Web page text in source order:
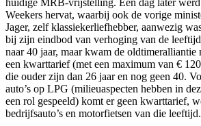
Weekers hervat, waarbij ook de vorige
Jager, zelf klassiekerliefhebber, aanwezig
bij zijn eindbod van verhoging van de
naar 40 jaar, maar kwam de oldtimeralliantie
een kwarttarief (met een maximum van €
die ouder zijn dan 26 jaar en nog geen 40.
auto’s op LPG (milieuaspecten hebben in
een rol gespeeld) komt er geen kwarttarief,
bedrijfsauto’s en motorfietsen van die leeftijd.